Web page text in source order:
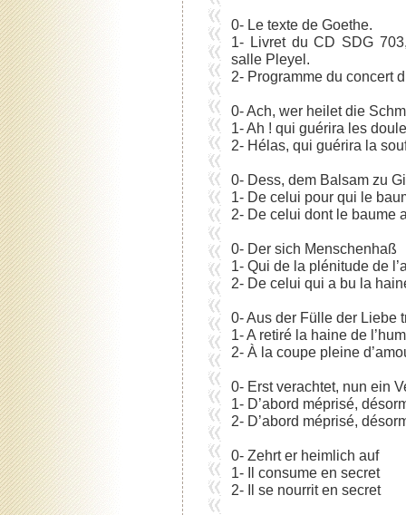
0- Le texte de Goethe.
1- Livret du CD SDG
salle Pleyel.
2- Programme du concert
0- Ach, wer heilet die
1- Ah ! qui guérira les
2- Hélas, qui guérira la
0- Dess, dem Balsam zu
1- De celui pour qui le
2- De celui dont le baume
0- Der sich Menschenhaß
1- Qui de la plénitude de
2- De celui qui a bu la
0- Aus der Fülle der Liebe
1- A retiré la haine de
2- À la coupe pleine
0- Erst verachtet, nun ein
1- D’abord méprisé,
2- D’abord méprisé,
0- Zehrt er heimlich auf
1- Il consume en secret
2- Il se nourrit en secret